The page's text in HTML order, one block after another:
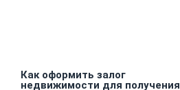
Как оформить залог
недвижимости для получения